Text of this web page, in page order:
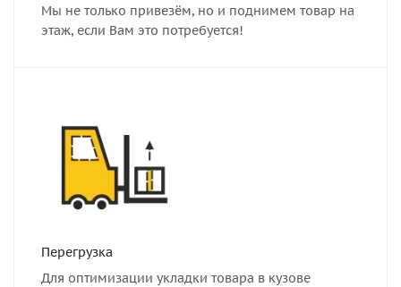
Мы не только привезём, но и поднимем товар на
этаж, если Вам это потребуется!
Перегрузка
Для оптимизации укладки товара в кузове